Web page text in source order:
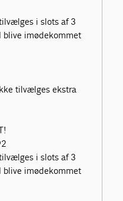
i slots af 3
blive imødekommet
tilvælges ekstra
i slots af 3
blive imødekommet